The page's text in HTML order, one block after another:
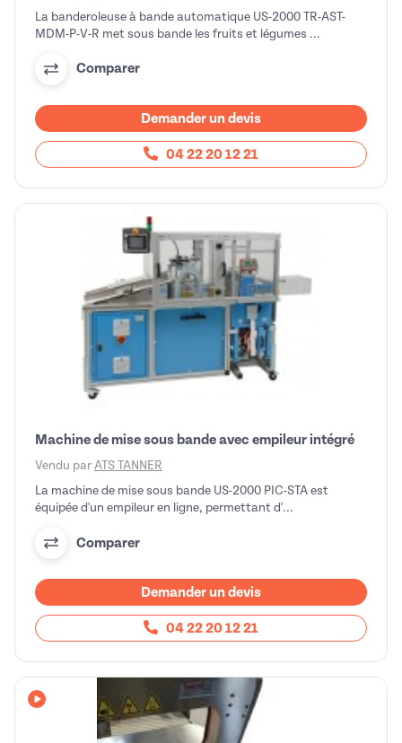
La banderoleuse à bande automatique US-2000 TR-AST-
MDM-P-V-R met sous bande les fruits et légumes ...
Comparer
Demander un devis
04 22 20 12 21
Machine de mise sous bande avec empileur intégré
Vendu par ATS TANNER
La machine de mise sous bande US-2000 PIC-STA est
équipée d'un empileur en ligne, permettant d'...
Comparer
Demander un devis
04 22 20 12 21
Avec vidéo